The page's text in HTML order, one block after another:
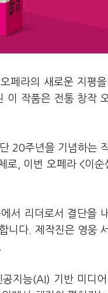
페라의 새로운 지평을
작품은 전통 창작
20주년을 기념하는
로, 이번 오페라 <이순
서 리더로서 결단을
니다. 제작진은 영웅
지능(AI) 기반 미디